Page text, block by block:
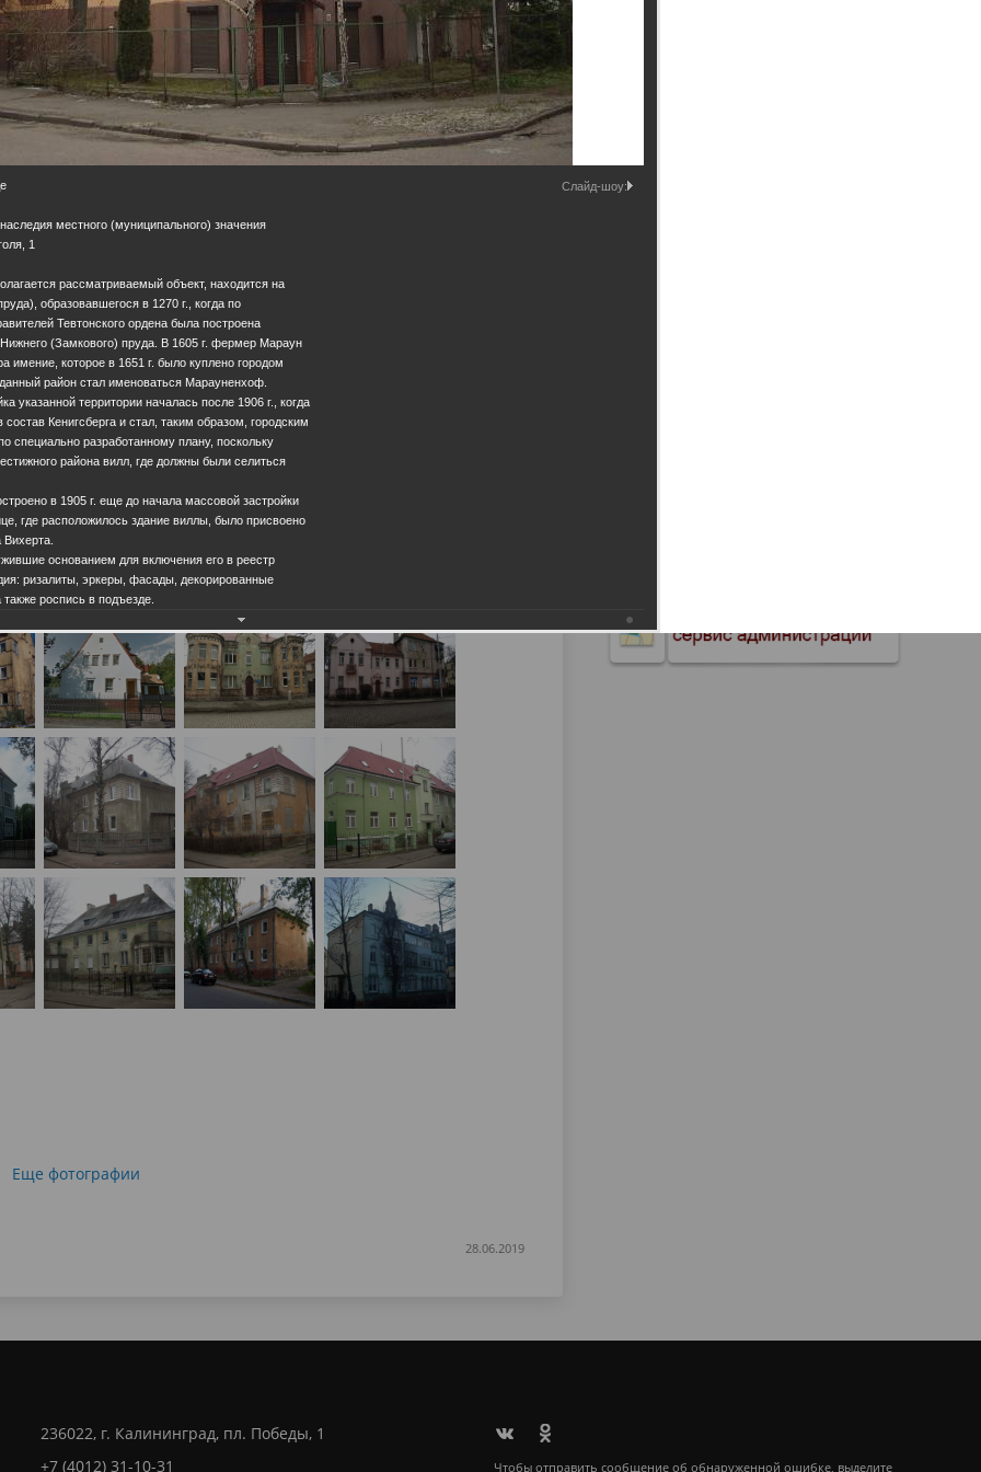
Еще фотографии
28.06.2019
236022, г. Калининград, пл. Победы, 1
+7 (4012) 31-10-31
Чтобы отправить сообщение об обнаруженной ошибке, выделите
местного (муниципального) значения
1
рассматриваемый объект, находится на
образовавшегося в 1270 г., когда по
Тевтонского ордена была построена
(Замкового) пруда. В 1605 г. фермер Мараун
имение, которое в 1651 г. было куплено городом
район стал именоваться Марауненхоф.
указанной территории началась после 1906 г., когда
Кенигсберга и стал, таким образом, городским
специально разработанному плану, поскольку
района вилл, где должны были селиться
в 1905 г. еще до начала массовой застройки
где расположилось здание виллы, было присвоено
основанием для включения его в реестр
ризалиты, эркеры, фасады, декорированные
роспись в подъезде.
Слайд-шоу: